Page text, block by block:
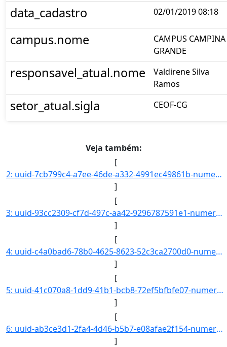
data_cadastro 02/01/2019 08:18
campus.nome
CAMPUS CAMPINA
GRANDE
responsavel_atual.nome
Valdirene Silva
Ramos
setor_atual.sigla CEOF-CG
Veja também:
[
2: uuid-7cb799c4-a7ee-46de-a332-4991ec49861b-numero-23324.000001.2019-15-interessado.nome-Tiago_Nunes_d]
]
[
3: uuid-93cc2309-cf7d-497c-aa42-9296787591e1-numero-23325.000002.2019-50-interessado.nome-Gabriela_Sant]
]
[
4: uuid-c4a0bad6-78b0-4625-8623-52c3ca2700d0-numero-23167.000001.2019-75-interessado.nome-Otavio_Italo_]
]
[
5: uuid-41c070a8-1dd9-41b1-bcb8-72ef5bfbfe07-numero-23325.000003.2019-02-interessado.nome-Daniel_Olivei]
]
[
6: uuid-ab3ce3d1-2fa4-4d46-b5b7-e08afae2f154-numero-23325.000004.2019-49-interessado.nome-Gabriel_Arauj]
]